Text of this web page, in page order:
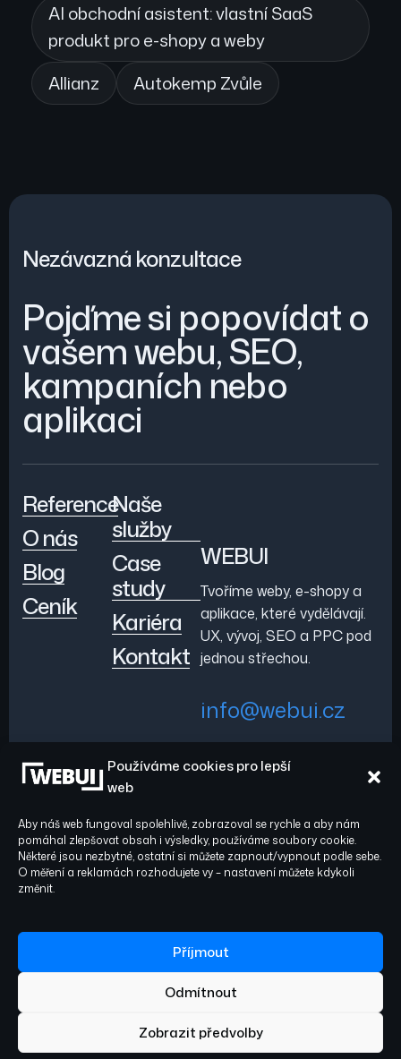
Používáme cookies pro lepší
web
Aby náš web fungoval spolehlivě, zobrazoval se rychle a aby nám
pomáhal zlepšovat obsah i výsledky, používáme soubory cookie.
Některé jsou nezbytné, ostatní si můžete zapnout/vypnout podle sebe.
O měření a reklamách rozhodujete vy – nastavení můžete kdykoli
změnit.
Příjmout
Odmítnout
Zobrazit předvolby
AI obchodní asistent: vlastní SaaS
produkt pro e-shopy a weby
Allianz
Autokemp Zvůle
Nezávazná konzultace
Pojďme si popovídat o
vašem webu, SEO,
kampaních nebo
aplikaci
Reference
O nás
Blog
Ceník
Naše
služby
Case
study
Kariéra
Kontakt
WEBUI
Tvoříme weby, e-shopy a
aplikace, které vydělávají.
UX, vývoj, SEO a PPC pod
jednou střechou.
info@webui.cz
+420 778 029 782
© 2026 WEBUI. Všechna
Sledujte nás:
Obchodní podmínky